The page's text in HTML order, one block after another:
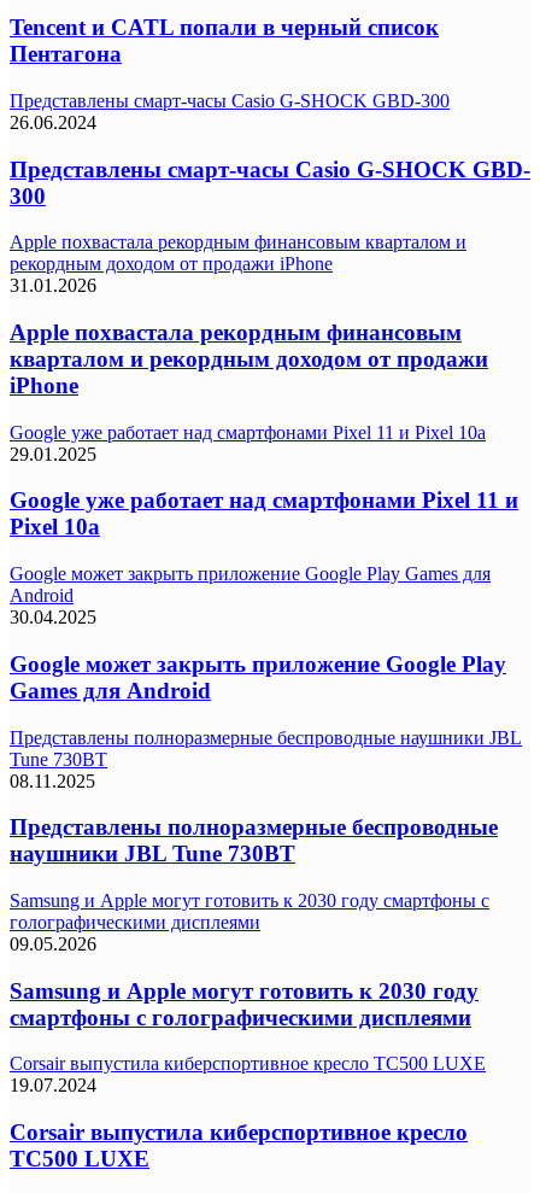
Tencent и CATL попали в черный список
Пентагона
Представлены смарт-часы Casio G-SHOCK GBD-300
26.06.2024
Представлены смарт-часы Casio G-SHOCK GBD-
300
Apple похвастала рекордным финансовым кварталом и
рекордным доходом от продажи iPhone
31.01.2026
Apple похвастала рекордным финансовым
кварталом и рекордным доходом от продажи
iPhone
Google уже работает над смартфонами Pixel 11 и Pixel 10a
29.01.2025
Google уже работает над смартфонами Pixel 11 и
Pixel 10a
Google может закрыть приложение Google Play Games для
Android
30.04.2025
Google может закрыть приложение Google Play
Games для Android
Представлены полноразмерные беспроводные наушники JBL
Tune 730BT
08.11.2025
Представлены полноразмерные беспроводные
наушники JBL Tune 730BT
Samsung и Apple могут готовить к 2030 году смартфоны с
голографическими дисплеями
09.05.2026
Samsung и Apple могут готовить к 2030 году
смартфоны с голографическими дисплеями
Corsair выпустила киберспортивное кресло TC500 LUXE
19.07.2024
Corsair выпустила киберспортивное кресло
TC500 LUXE